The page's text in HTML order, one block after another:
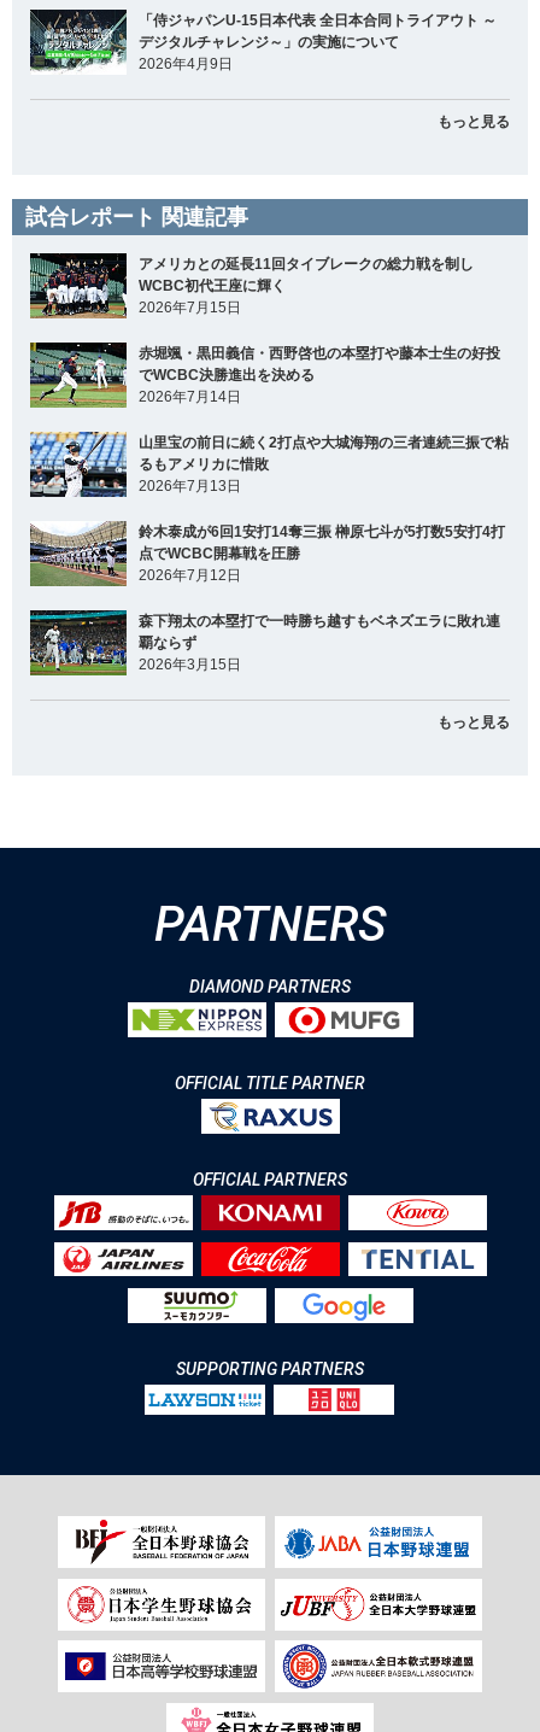
「侍ジャパンU-15日本代表 全日本合同トライアウト ～
デジタルチャレンジ～」の実施について
2026年4月9日
もっと見る
試合レポート 関連記事
アメリカとの延長11回タイブレークの総力戦を制し
WCBC初代王座に輝く
2026年7月15日
赤堀颯・黒田義信・西野啓也の本塁打や藤本士生の好投
でWCBC決勝進出を決める
2026年7月14日
山里宝の前日に続く2打点や大城海翔の三者連続三振で粘
るもアメリカに惜敗
2026年7月13日
鈴木泰成が6回1安打14奪三振 榊原七斗が5打数5安打4打
点でWCBC開幕戦を圧勝
2026年7月12日
森下翔太の本塁打で一時勝ち越すもベネズエラに敗れ連
覇ならず
2026年3月15日
もっと見る
PARTNERS
DIAMOND PARTNERS
OFFICIAL TITLE PARTNER
OFFICIAL PARTNERS
SUPPORTING PARTNERS